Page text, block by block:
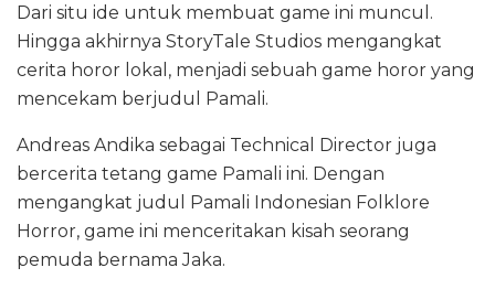
Dari situ ide untuk membuat game ini muncul.
Hingga akhirnya StoryTale Studios mengangkat
cerita horor lokal, menjadi sebuah game horor yang
mencekam berjudul Pamali.
Andreas Andika sebagai Technical Director juga
bercerita tetang game Pamali ini. Dengan
mengangkat judul Pamali Indonesian Folklore
Horror, game ini menceritakan kisah seorang
pemuda bernama Jaka.